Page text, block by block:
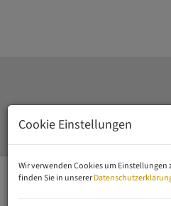
EIGENTUMSWOHNUNGEN
Cookie Einstellungen
Wir verwenden Cookies um
finden Sie in unserer